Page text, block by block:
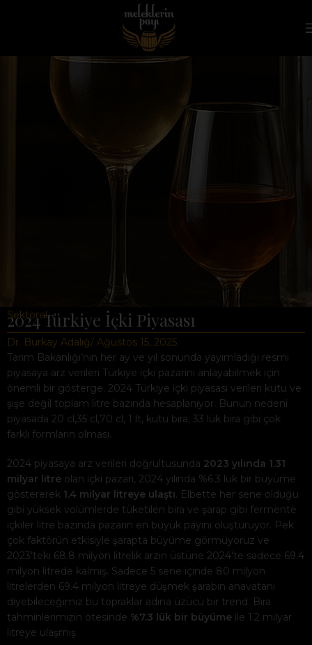
Sektörel
2024 Türkiye İçki Piyasası
Dr. Burkay Adalığ/ Ağustos 15, 2025
Tarım Bakanlığı’nın her ay ve yıl sonunda yayımladığı resmi
piyasaya arz verileri Türkiye içki pazarını anlayabilmek için
önemli bir gösterge. 2024 Türkiye içki piyasası verileri kutu ve
şişe değil toplam litre bazında hesaplanıyor. Bunun nedeni
piyasada 20 cl,35 cl,70 cl, 1 lt, kutu bira, 33 lük bira gibi çok
farklı formların olması.
2024 piyasaya arz verileri doğrultusunda 2023 yılında 1.31
milyar litre olan içki pazarı, 2024 yılında %6.3 lük bir büyüme
göstererek 1.4 milyar litreye ulaştı. Elbette her sene olduğu
gibi yüksek volümlerde tüketilen bira ve şarap gibi fermente
içkiler litre bazında pazarın en büyük payını oluşturuyor. Pek
çok faktörün etkisiyle şarapta büyüme görmüyoruz ve
2023’teki 68.8 milyon litrelik arzın üstüne 2024’te sadece 69.4
milyon litrede kalmış. Sadece 5 sene içinde 80 milyon
litrelerden 69.4 milyon litreye düşmek şarabın anavatanı
diyebileceğimiz bu topraklar adına üzücü bir trend. Bira
tahminlerimizin ötesinde %7.3 lük bir büyüme ile 1.2 milyar
litreye ulaşmış.